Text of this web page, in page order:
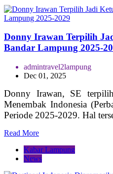
Donny Irawan Terpilih
Bandar Lampung 2025-
admintravel2lampung
Dec 01, 2025
Donny Irawan, SE
Menembak Indonesia
Periode 2025-2029. Hal
Read More
Kabar Lampung
News